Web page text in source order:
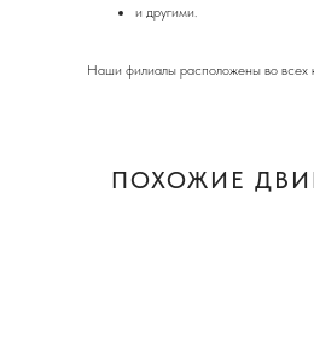
и другими.
Наши филиалы расположены во всех
ПОХОЖИЕ